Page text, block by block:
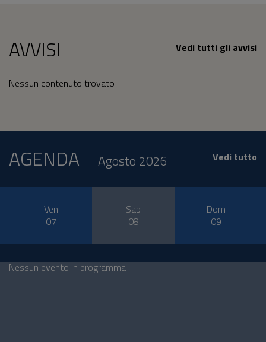
AVVISI Vedi tutti gli avvisi
Nessun contenuto trovato
AGENDA Agosto 2026 Vedi tutto
Ven
07
Sab
08
Dom
09
Nessun evento in programma